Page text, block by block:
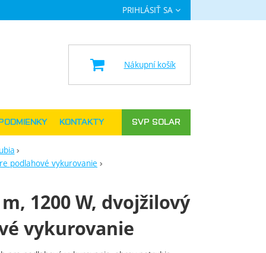
podlahové vykurovanie
1200 W, dvojžilový
vykurovanie
KONTAKTY SVP SOLAR
PRIHLÁSIŤ SA
Nákupní košík